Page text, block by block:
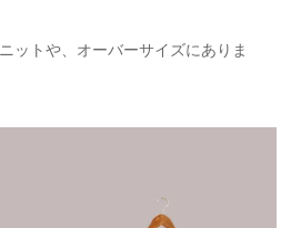
ットや、オーバーサイズにありま